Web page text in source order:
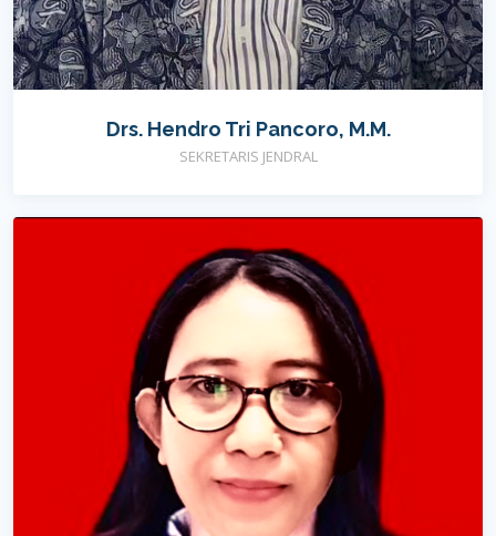
Drs. Hendro Tri Pancoro, M.M.
SEKRETARIS JENDRAL